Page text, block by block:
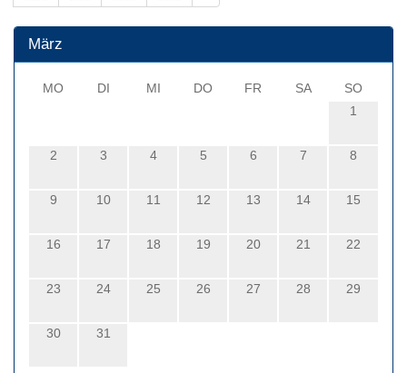
März
MO DI MI DO FR SA
SO
1
2 3 4 5 6 7 8
9 10 11 12 13 14 15
16 17 18 19 20 21 22
23 24 25 26 27 28 29
30 31